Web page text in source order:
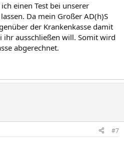
einen Test bei unserer
Da mein Großer AD(h)S
der Krankenkasse damit
ihr ausschließen will. Somit wird
abgerechnet.
#7